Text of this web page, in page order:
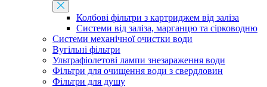
Колбові фільтри з картриджем від заліза
Системи від заліза, марганцю та сірководню
Системи механічної очистки води
Вугільні фільтри
Ультрафіолетові лампи знезараження води
Фільтри для очищення води з свердловин
Фільтри для душу